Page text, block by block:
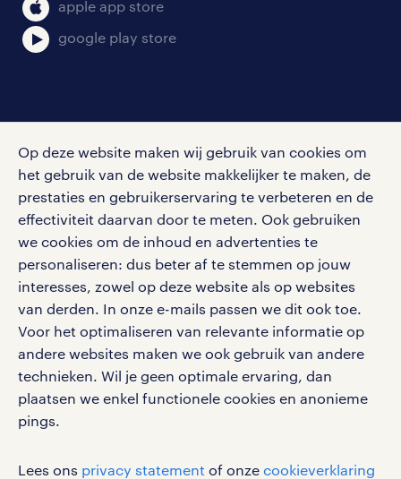
Op deze website maken wij gebruik van cookies om
het gebruik van de website makkelijker te maken, de
prestaties en gebruikerservaring te verbeteren en de
effectiviteit daarvan door te meten. Ook gebruiken
we cookies om de inhoud en advertenties te
personaliseren: dus beter af te stemmen op jouw
interesses, zowel op deze website als op websites
van derden. In onze e-mails passen we dit ook toe.
Voor het optimaliseren van relevante informatie op
andere websites maken we ook gebruik van andere
technieken. Wil je geen optimale ervaring, dan
plaatsen we enkel functionele cookies en anonieme
pings.
Lees ons privacy statement of onze cookieverklaring
apple app store
google play store
Volg ons voor de leukste content omtrent
vacatures, solliciteren en inspiratie.
werken bij randstad
gebruikersvoorwaarden
privacystatement
cookies
disclaimer
sitemap
RANDSTAD, HUMAN FORWARD en SHAPING THE